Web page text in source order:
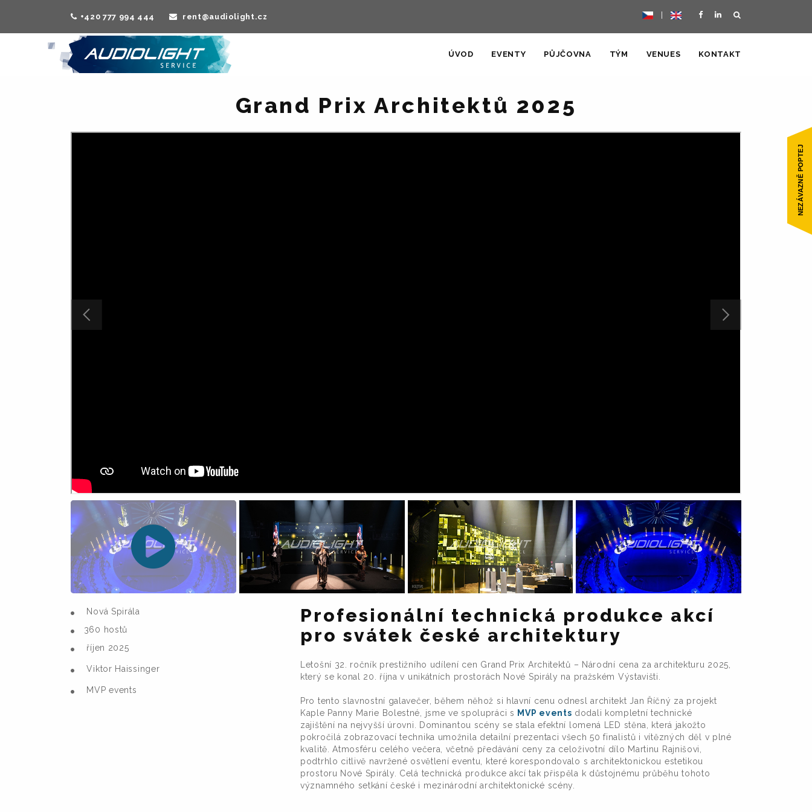
+420 777 994 444 rent@audiolight.cz
ÚVOD EVENTY PŮJČOVNA TÝM VENUES KONTAKT
Grand Prix Architektů 2025
Nová Spirála
360 hostů
říjen 2025
Viktor Haissinger
MVP events
Profesionální technická produkce akcí
pro svátek české architektury
Letošní 32. ročník prestižního udílení cen Grand Prix Architektů – Národní cena za architekturu 2025,
který se konal 20. října v unikátních prostorách Nové Spirály na pražském Výstavišti.
Pro tento slavnostní galavečer, během něhož si hlavní cenu odnesl architekt Jan Říčný za projekt
Kaple Panny Marie Bolestné, jsme ve spolupráci s MVP events dodali kompletní technické
zajištění na nejvyšší úrovni. Dominantou scény se stala efektní lomená LED stěna, která jakožto
pokročilá zobrazovací technika umožnila detailní prezentaci všech 50 finalistů i vítězných děl v plné
kvalitě. Atmosféru celého večera, včetně předávání ceny za celoživotní dílo Martinu Rajnišovi,
podtrhlo citlivě navržené osvětlení eventu, které korespondovalo s architektonickou estetikou
prostoru Nové Spirály. Celá technická produkce akcí tak přispěla k důstojnému průběhu tohoto
významného setkání české i mezinárodní architektonické scény.